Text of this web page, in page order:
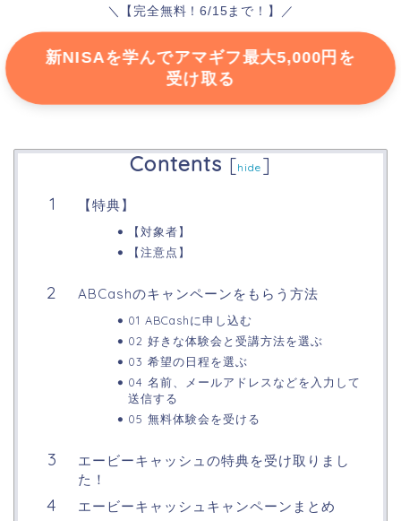
＼【完全無料！6/15まで！】／
新NISAを学んでアマギフ最大5,000円を
受け取る
Contents [hide ]
【特典】
【対象者】
【注意点】
ABCashのキャンペーンをもらう方法
01 ABCashに申し込む
02 好きな体験会と受講方法を選ぶ
03 希望の日程を選ぶ
04 名前、メールアドレスなどを入力して
送信する
05 無料体験会を受ける
エービーキャッシュの特典を受け取りまし
た！
エービーキャッシュキャンペーンまとめ